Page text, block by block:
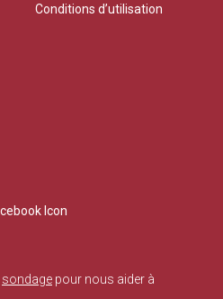
Conditions d’utilisation
sondage pour nous aider à